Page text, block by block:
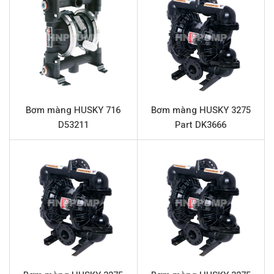
đảm bảo độ bền vượt trội và khả năng tương thích cao
trong môi trường sản xuất khắc nghiệt.
Thông số kỹ thuật HUSKY 1590 Part
DB4377
Tên sản phẩm
Bơm màng HUSKY 1590 Part DB4377
Model
HUSKY 1590 Part DB4377
Bơm màng khí nén
Chất liệu thân bơm
Lưu lượng tối đa
378.5 lít/phút
Áp lực tối đa
Đường cấp khí
1/2” (Kết nối ren)
Đầu hút và đẩy
Bơm màng HUSKY 716
D53211
Bơm màng HUSKY 3275
Part DK3666